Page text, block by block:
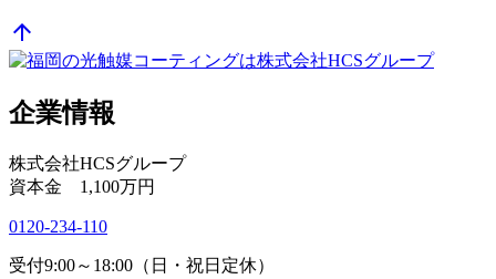
arrow_upward
企業情報
株式会社HCSグループ
資本金 1,100万円
0120-234-110
受付9:00～18:00（日・祝日定休）